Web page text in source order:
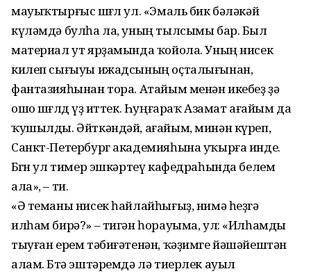
мауыҡтырғыс шөғөл ул. «Эмаль бик бәләкәй
күләмдә булһа ла, уның тылсымы бар. Был
материал ут ярҙамында ҡойола. Уның нисек
килеп сығыуы ижадсының оҫталығынан,
фантазияһынан тора. Атайым менән икебеҙ ҙә
ошо шөғөлдө үҙ иттек. Һуңғараҡ Азамат ағайым да
ҡушылды. Әйткәндәй, ағайым, минән күреп,
Санкт-Петербург академияһына уҡырға инде.
Бөгөн ул тимер эшкәртеү кафедраһында белем
ала», – ти.
«Ә теманы нисек һайлайһығыҙ, нимә һеҙгә
илһам бирә?» – тигән һорауыма, ул: «Илһамды
тыуған ерем тәбиғәтенән, ҡәҙимге йәшәйештән
алам. Бөтә эштәремдә лә тиерлек ауыл